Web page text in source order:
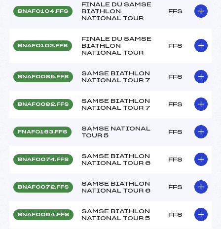
BNAF0104.FFS
FINALE DU SAMSE
BIATHLON
NATIONAL TOUR
FFS
BNAF0102.FFS
FINALE DU SAMSE
BIATHLON
NATIONAL TOUR
FFS
BNAF0085.FFS
SAMSE BIATHLON
NATIONAL TOUR 7
FFS
BNAF0082.FFS
SAMSE BIATHLON
NATIONAL TOUR 7
FFS
FNAF0163.FFS
SAMSE NATIONAL
TOUR 5
FFS
BNAF0074.FFS
SAMSE BIATHLON
NATIONAL TOUR 6
FFS
BNAF0072.FFS
SAMSE BIATHLON
NATIONAL TOUR 6
FFS
BNAF0064.FFS
SAMSE BIATHLON
NATIONAL TOUR 5
FFS